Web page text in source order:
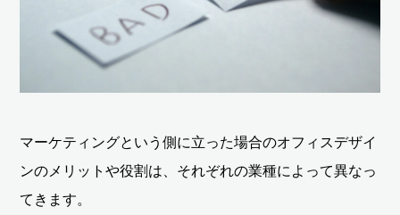
マーケティングという側に立った場合のオフィスデザイ
ンのメリットや役割は、それぞれの業種によって異なっ
てきます。